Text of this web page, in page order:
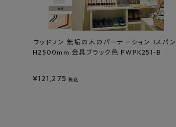
ウッドワン 無垢の木のパーテーション 1スパン
H2500mm 金具ブラック色 PWPK251-B
¥121,275 税込